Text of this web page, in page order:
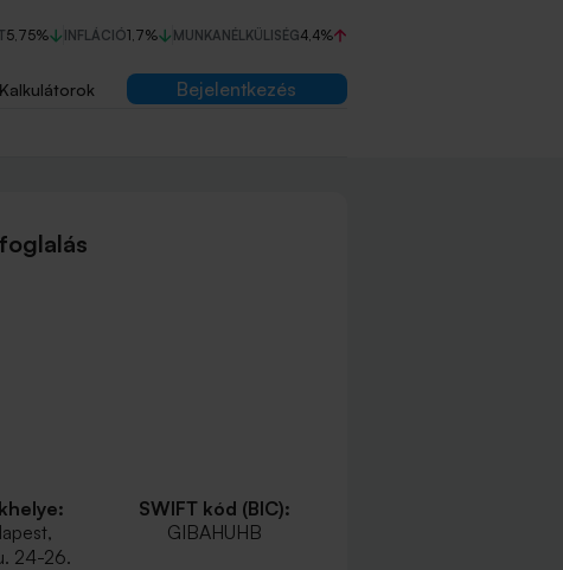
5,75% INFLÁCIÓ1,7% MUNKANÉLKÜLISÉG4,4%
Kalkulátorok
Bejelentkezés
24-26.
SWIFT kód (BIC):
GIBAHUHB